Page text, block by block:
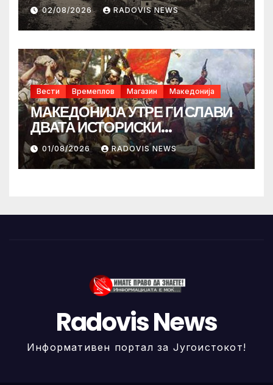
02/08/2026 RADOVIS NEWS
Вести Времеплов Магазин Македонија
МАКЕДОНИЈА УТРЕ ГИ СЛАВИ
ДВАТА ИСТОРИСКИ
ИЛИНДЕНА!
01/08/2026 RADOVIS NEWS
Radovis News
Информативен портал за Југоистокот!